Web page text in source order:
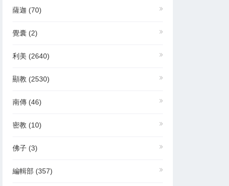
薩迦 (70)
覺囊 (2)
利美 (2640)
顯教 (2530)
南傳 (46)
密教 (10)
佛子 (3)
編輯部 (357)